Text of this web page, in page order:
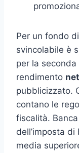
Per un fondo
svincolabile è
per la
rendimento
pubblicizzato.
contano le
fiscalità.
dell’imposta
media